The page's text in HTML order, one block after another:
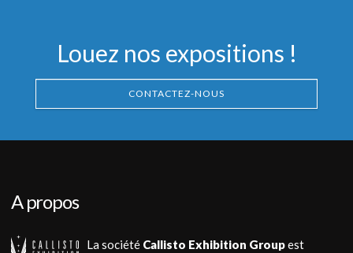
Louez nos expositions !
CONTACTEZ-NOUS
A propos
La société Callisto Exhibition Groupest